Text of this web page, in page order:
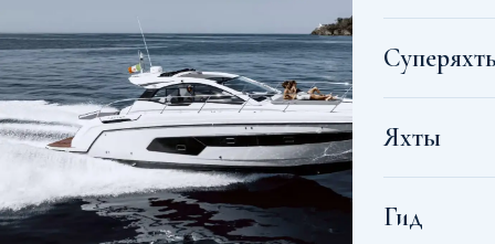
Яхты
Гид